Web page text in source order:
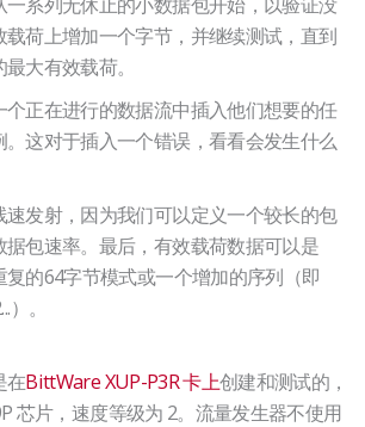
荷上增加一个字节，并继续测试，直到
大有效载荷。
正在进行的数据流中插入他们想要的任
这对于插入一个错误，看看会发生什么
发射，因为我们可以定义一个较长的包
包速率。最后，有效载荷数据可以是
的64字节模式或一个增加的序列（即
。
在BittWare XUP-P3R 卡上创建和测试的，
芯片，速度等级为 2。流量发生器不使用